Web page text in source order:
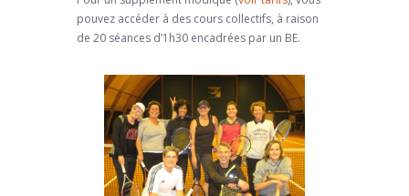
pouvez accéder à des cours collectifs, à raison
de 20 séances d’1h30 encadrées par un BE.